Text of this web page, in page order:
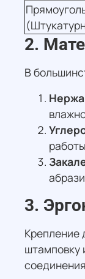
2.
В
3.
Крепление
штамповку